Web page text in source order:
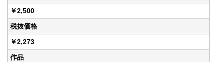
￥2,500
税抜価格
￥2,273
作品